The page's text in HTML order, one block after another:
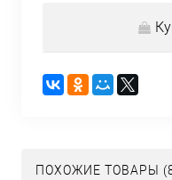
ПОХОЖИЕ ТОВАРЫ